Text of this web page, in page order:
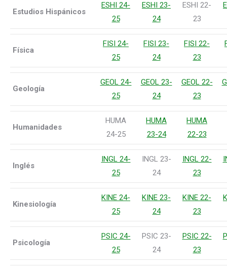
Estudios Hispánicos
ESHI 24-
25
ESHI 23-
24
ESHI 22-
23
Física
FISI 24-
25
FISI 23-
24
FISI 22-
23
Geología
GEOL 24-
25
GEOL 23-
24
GEOL 22-
23
Humanidades
HUMA
24-25
HUMA
23-24
HUMA
22-23
Inglés
INGL 24-
25
INGL 23-
24
INGL 22-
23
Kinesiología
KINE 24-
25
KINE 23-
24
KINE 22-
23
Psicología
PSIC 24-
25
PSIC 23-
24
PSIC 22-
23